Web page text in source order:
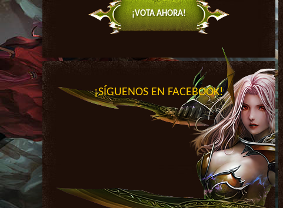
¡VOTA AHORA!
¡SÍGUENOS EN FACEBOOK!